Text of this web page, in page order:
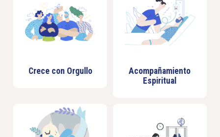
Crece con Orgullo
Acompañamiento
Espiritual